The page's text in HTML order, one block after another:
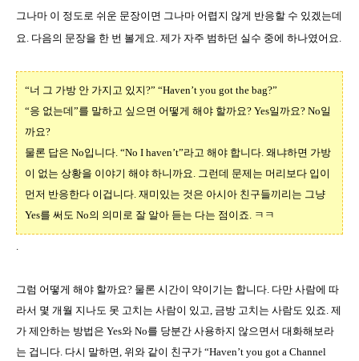
그나마 이 정도로 쉬운 문장이면 그나마 어렵지 않게 반응할 수 있겠는데
요. 다음의 문장을 한 번 볼게요. 제가 자주 범하던 실수 중에 하나였어요.
“너 그 가방 안 가지고 있지?” “Haven’t you got the bag?”
“응 없는데”를 말하고 싶으면 어떻게 해야 할까요? Yes일까요? No일
까요?
물론 답은 No입니다. “No I haven’t”라고 해야 합니다. 왜냐하면 가방
이 없는 상황을 이야기 해야 하니까요. 그런데 문제는 머리보다 입이
먼저 반응한다 이겁니다. 재미있는 것은 아시아 친구들끼리는 그냥
Yes를 써도 No의 의미로 잘 알아 듣는 다는 점이죠. ㅋㅋ
.
그럼 어떻게 해야 할까요? 물론 시간이 약이기는 합니다. 다만 사람에 따
라서 몇 개월 지나도 못 고치는 사람이 있고, 금방 고치는 사람도 있죠. 제
가 제안하는 방법은 Yes와 No를 당분간 사용하지 않으면서 대화해보라
는 겁니다. 다시 말하면, 위와 같이 친구가 “Haven’t you got a Channel